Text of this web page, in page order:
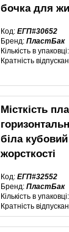
бочка для
Код: ЕГП#30652
Бренд: ПластБак
Кількість в упаковці:
Кратність
Місткість
біла
жорсткості
Код: ЕГП#32552
Бренд: ПластБак
Кількість в упаковці:
Кратність